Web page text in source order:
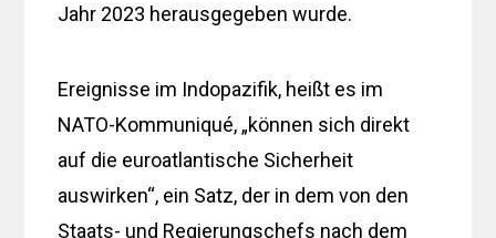
Jahr 2023 herausgegeben wurde.
Ereignisse im Indopazifik, heißt es im
NATO-Kommuniqué, „können sich direkt
auf die euroatlantische Sicherheit
auswirken“, ein Satz, der in dem von den
Staats- und Regierungschefs nach dem